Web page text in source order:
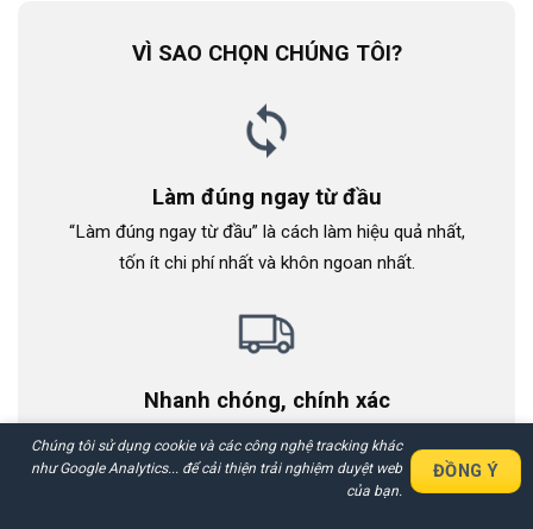
VÌ SAO CHỌN CHÚNG TÔI?
Làm đúng ngay từ đầu
“Làm đúng ngay từ đầu” là cách làm hiệu quả nhất,
tốn ít chi phí nhất và khôn ngoan nhất.
Nhanh chóng, chính xác
Tiếp nhận dịch vụ nhanh chóng và triển khai chuyên
nghiệp chính xác.
Nhận Báo Giá Nhanh Chi Tiết
Chúng tôi sử dụng cookie và các công nghệ tracking khác
như Google Analytics... để cải thiện trải nghiệm duyệt web
của bạn.
ĐỒNG Ý